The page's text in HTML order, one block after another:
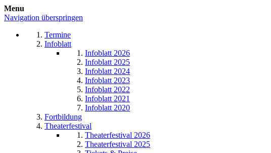
Menu
Navigation überspringen
Termine
Infoblatt
Infoblatt 2026
Infoblatt 2025
Infoblatt 2024
Infoblatt 2023
Infoblatt 2022
Infoblatt 2021
Infoblatt 2020
Fortbildung
Theaterfestival
Theaterfestival 2026
Theaterfestival 2025